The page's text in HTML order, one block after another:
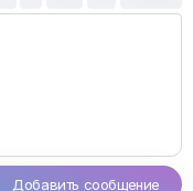
Добавить сообщение